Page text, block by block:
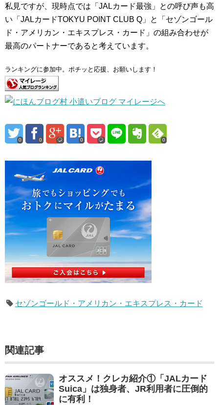
私見ですが、現時点では「JALカード最強」との呼び声も高
い「JALカードTOKYU POINT CLUB Q」と「セゾンゴール
ド・アメリカン・エキスプレス・カード」の組み合わせが
最高のパートナーであると考えています。
ランキングに参加中。ポチッと応援、お願いします！
0 0 0 0
セゾンゴールド・アメリカン・エキスプレス・カード
関連記事
オススメ！クレカ紹介①「JALカード
Suica」は独身者、JR利用者に圧倒的
に有利！